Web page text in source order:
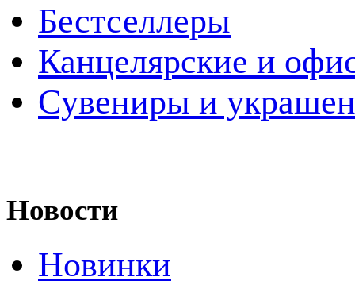
Бестселлеры
Канцелярские и
Cувениры и
Новости
Новинки